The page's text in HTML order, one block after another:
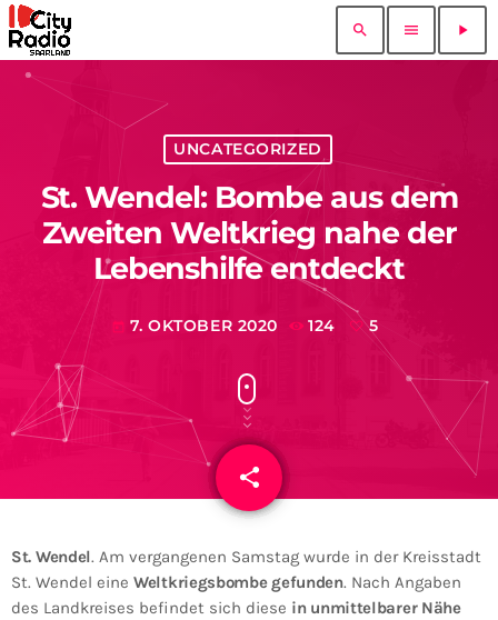
search menu play_arrow
UNCATEGORIZED
St. Wendel: Bombe aus dem
Zweiten Weltkrieg nahe der
Lebenshilfe entdeckt
today 7. OKTOBER 2020 124 5
share
email
St. Wendel. Am vergangenen Samstag wurde in der Kreisstadt
St. Wendel eine Weltkriegsbombe gefunden. Nach Angaben
des Landkreises befindet sich diese in unmittelbarer Nähe